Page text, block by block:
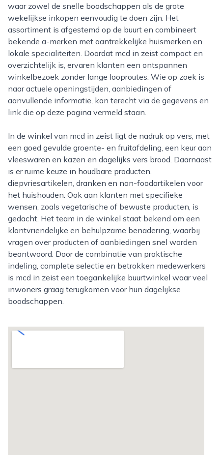
waar zowel de snelle boodschappen als de grote
wekelijkse inkopen eenvoudig te doen zijn. Het
assortiment is afgestemd op de buurt en combineert
bekende a-merken met aantrekkelijke huismerken en
lokale specialiteiten. Doordat mcd in zeist compact en
overzichtelijk is, ervaren klanten een ontspannen
winkelbezoek zonder lange looproutes. Wie op zoek is
naar actuele openingstijden, aanbiedingen of
aanvullende informatie, kan terecht via de gegevens en
link die op deze pagina vermeld staan.
In de winkel van mcd in zeist ligt de nadruk op vers, met
een goed gevulde groente- en fruitafdeling, een keur aan
vleeswaren en kazen en dagelijks vers brood. Daarnaast
is er ruime keuze in houdbare producten,
diepvriesartikelen, dranken en non-foodartikelen voor
het huishouden. Ook aan klanten met specifieke
wensen, zoals vegetarische of bewuste producten, is
gedacht. Het team in de winkel staat bekend om een
klantvriendelijke en behulpzame benadering, waarbij
vragen over producten of aanbiedingen snel worden
beantwoord. Door de combinatie van praktische
indeling, complete selectie en betrokken medewerkers
is mcd in zeist een toegankelijke buurtwinkel waar veel
inwoners graag terugkomen voor hun dagelijkse
boodschappen.